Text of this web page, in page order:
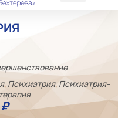
, Психиатрия, Психиатрия-
₽